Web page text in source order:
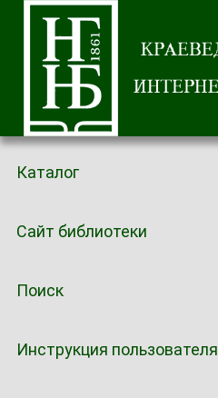
Каталог
Сайт библиотеки
Поиск
Инструкция пользователя